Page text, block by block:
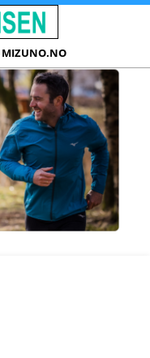
MIZUNO.NO